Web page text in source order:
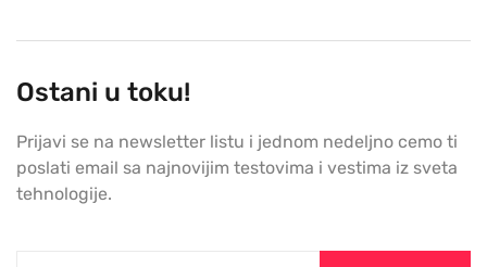
Ostani u toku!
Prijavi se na newsletter listu i jednom nedeljno cemo ti
poslati email sa najnovijim testovima i vestima iz sveta
tehnologije.